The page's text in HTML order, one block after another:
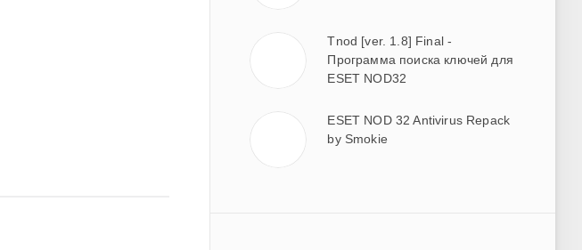
Tnod [ver. 1.8] Final -
Программа поиска ключей для
ESET NOD32
ESET NOD 32 Antivirus Repack
by Smokie